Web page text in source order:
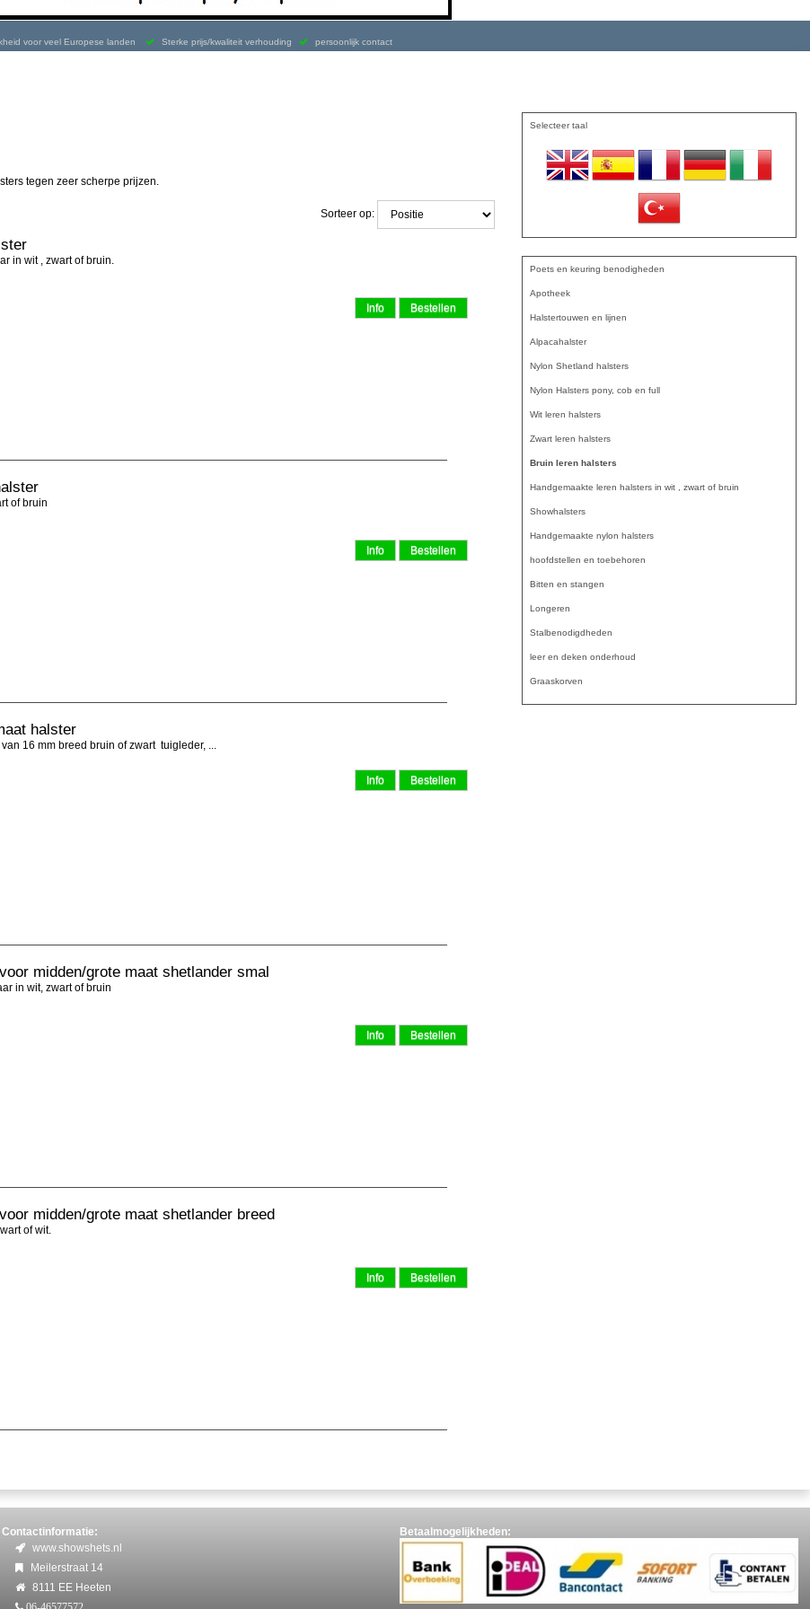
voor veel Europese landen Sterke prijs/kwaliteit verhouding persoonlijk contact
tegen zeer scherpe prijzen.
Sorteer op:
in wit , zwart of bruin.
of bruin
halster
16 mm breed bruin of zwart tuigleder, ...
midden/grote maat shetlander smal
in wit, zwart of bruin
midden/grote maat shetlander breed
of wit.
Selecteer taal
Poets en keuring benodigheden
Apotheek
Halstertouwen en lijnen
Alpacahalster
Nylon Shetland halsters
Nylon Halsters pony, cob en full
Wit leren halsters
Zwart leren halsters
Bruin leren halsters
Handgemaakte leren halsters in wit , zwart of bruin
Showhalsters
Handgemaakte nylon halsters
hoofdstellen en toebehoren
Bitten en stangen
Longeren
Stalbenodigdheden
leer en deken onderhoud
Graaskorven
Contactinformatie:
www.showshets.nl
Meilerstraat 14
8111 EE Heeten
Betaalmogelijkheden: